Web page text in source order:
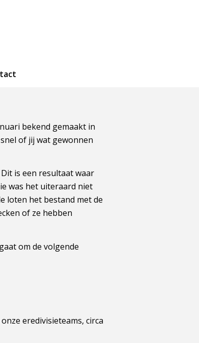
bekend gemaakt in
of jij wat gewonnen
is een resultaat waar
was het uiteraard niet
loten het bestand met de
of ze hebben
om de volgende
eredivisieteams, circa